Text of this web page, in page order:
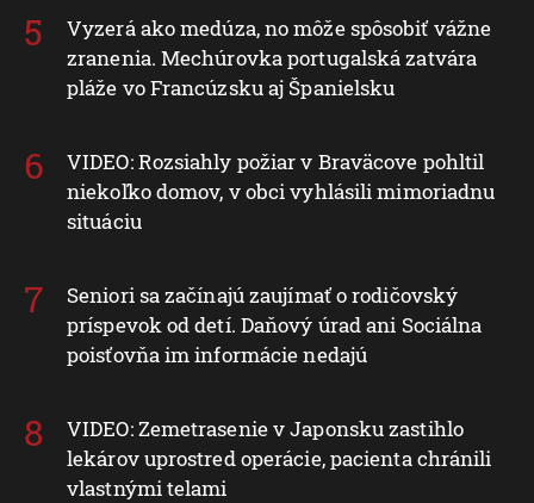
Vyzerá ako medúza, no môže spôsobiť vážne
zranenia. Mechúrovka portugalská zatvára
pláže vo Francúzsku aj Španielsku
VIDEO: Rozsiahly požiar v Braväcove pohltil
niekoľko domov, v obci vyhlásili mimoriadnu
situáciu
Seniori sa začínajú zaujímať o rodičovský
príspevok od detí. Daňový úrad ani Sociálna
poisťovňa im informácie nedajú
VIDEO: Zemetrasenie v Japonsku zastihlo
lekárov uprostred operácie, pacienta chránili
vlastnými telami